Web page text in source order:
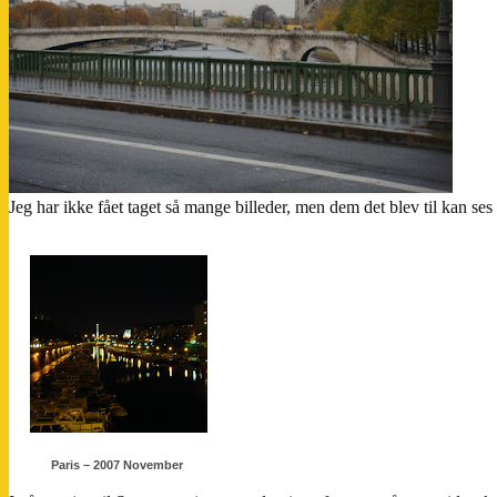
Jeg har ikke fået taget så mange billeder, men dem det blev til kan ses
Paris – 2007 November